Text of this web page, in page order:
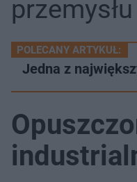
przemysłu
POLECANY ARTYKUŁ:
Jedna z